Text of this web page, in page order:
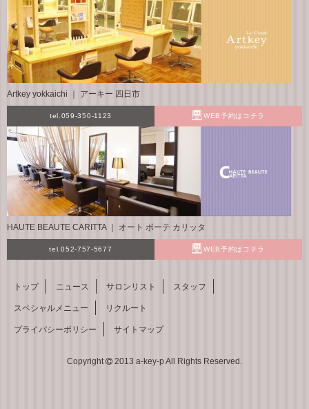
Artkey yokkaichi ｜ アーキー 四日市
tel.059-350-1123 WEB予約はコチラ
HAUTE BEAUTE CARITTA ｜ オート ボーテ カリッタ
tel.052-757-5677 WEB予約はコチラ
トップ ニュース サロンリスト スタッフ
スペシャルメニュー リクルート
プライバシーポリシー サイトマップ
Copyright 2013 a-key-p All Rights Reserved.